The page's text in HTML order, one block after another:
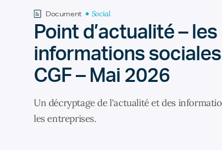
Document Social
Point d’actualité – les
informations
CGF – Mai 2026
Un décryptage de l'actualité et des
les entreprises.